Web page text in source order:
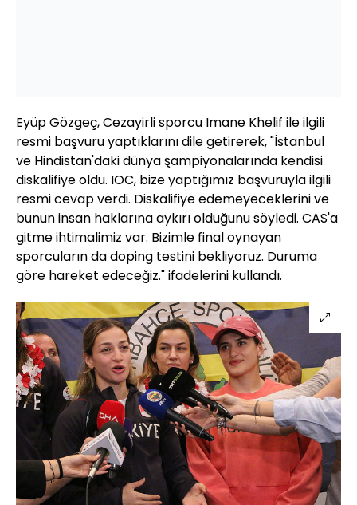
Eyüp Gözgeç, Cezayirli sporcu Imane Khelif ile ilgili
resmi başvuru yaptıklarını dile getirerek, "İstanbul
ve Hindistan'daki dünya şampiyonalarında kendisi
diskalifiye oldu. IOC, bize yaptığımız başvuruyla ilgili
resmi cevap verdi. Diskalifiye edemeyeceklerini ve
bunun insan haklarına aykırı olduğunu söyledi. CAS'a
gitme ihtimalimiz var. Bizimle final oynayan
sporcuların da doping testini bekliyoruz. Duruma
göre hareket edeceğiz." ifadelerini kullandı.